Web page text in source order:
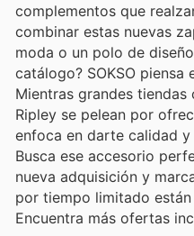
complementos que
combinar estas nuevas
moda o un polo de
catálogo? SOKSO
Mientras grandes tiendas
Ripley se pelean por
enfoca en darte calidad
Busca ese accesorio
nueva adquisición y
por tiempo limitado
Encuentra más ofertas